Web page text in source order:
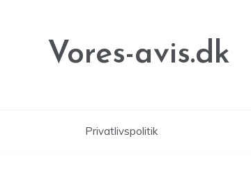
Vores-avis.dk
Privatlivspolitik